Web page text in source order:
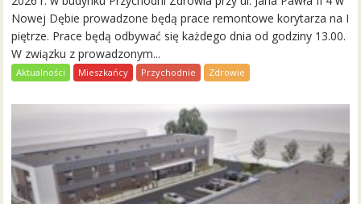
Nowej Dębie prowadzone będą prace remontowe korytarza na I
piętrze. Prace będą odbywać się każdego dnia od godziny 13.00.
W związku z prowadzonym...
Aktualności Mieszkańcy Przychodnie Zdrowie